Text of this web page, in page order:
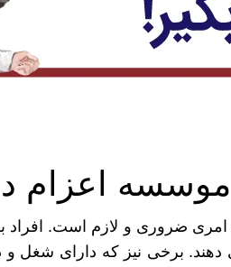
اعزام
امری ضروری و لازم است. افراد
برخی نیز که دارای شغل و